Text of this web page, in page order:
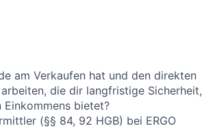
am Verkaufen hat und den direkten
die dir langfristige Sicherheit,
bietet?
(§§ 84, 92 HGB) bei ERGO